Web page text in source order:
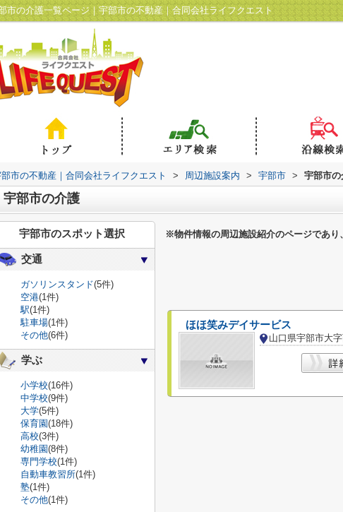
市の介護一覧ページ｜宇部市の不動産｜合同会社ライフクエスト
市の不動産｜合同会社ライフクエスト > 周辺施設案内 > 宇部市 > 宇部市の
宇部市の介護
※物件情報の周辺施設紹介のページであり
ほほ笑みデイサービス
山口県宇部市大
宇部市のスポット選択
交通
ガソリンスタンド(5件)
空港(1件)
駅(1件)
駐車場(1件)
その他(6件)
学ぶ
小学校(16件)
中学校(9件)
大学(5件)
保育園(18件)
高校(3件)
幼稚園(8件)
専門学校(1件)
自動車教習所(1件)
塾(1件)
その他(1件)